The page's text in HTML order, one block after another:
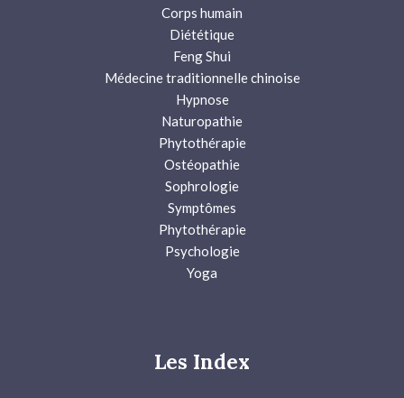
Corps humain
Diététique
Feng Shui
Médecine traditionnelle chinoise
Hypnose
Naturopathie
Phytothérapie
Ostéopathie
Sophrologie
Symptômes
Phytothérapie
Psychologie
Yoga
Les Index